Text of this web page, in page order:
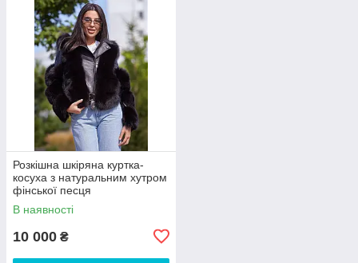
Розкішна шкіряна куртка-
косуха з натуральним хутром
фінської песця
В наявності
10 000 ₴